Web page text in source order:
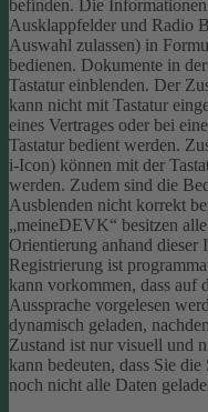
befinden. Die
Ausklappfelder und Radio
Auswahl zulassen) in
bedienen. Dokumente in
Tastatur einblenden. Der
kann nicht mit Tastatur
eines Vertrages oder bei
Tastatur bedient werden.
i-Icon) können mit der
werden. Zudem sind die
Ausblenden nicht korrekt
„meineDEVK“ besitzen
Orientierung anhand
Registrierung ist
kann vorkommen, dass auf
Aussprache vorgelesen
dynamisch geladen,
Zustand ist nur visuell und
kann bedeuten, dass Sie
noch nicht alle Daten